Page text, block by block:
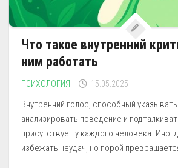
Что такое внутренний
ним работать
ПСИХОЛОГИЯ 15.05.2025
Внутренний голос, способный
анализировать поведение и
присутствует у каждого человека.
избежать неудач, но порой